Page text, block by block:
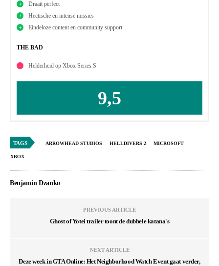
Draait perfect
Hectische en intense missies
Eindeloze content en community support
THE BAD
Helderheid op Xbox Series S
9,5
TAGS ARROWHEAD STUDIOS HELLDIVERS 2 MICROSOFT
XBOX
Benjamin Dzanko
PREVIOUS ARTICLE
Ghost of Yotei trailer toont de dubbele katana's
NEXT ARTICLE
Deze week in GTA Online: Het Neighborhood Watch Event gaat verder,